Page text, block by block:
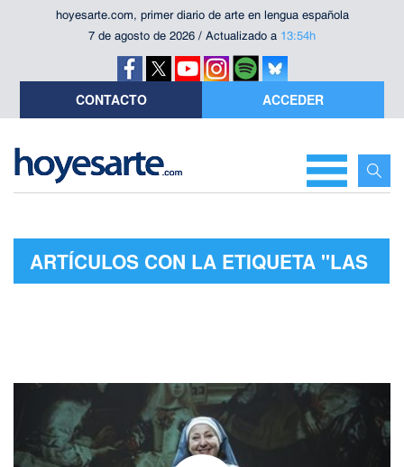
hoyesarte.com, primer diario de arte en lengua española
7 de agosto de 2026 / Actualizado a 13:54h
CONTACTO ACCEDER
ARTÍCULOS CON LA ETIQUETA "LAS